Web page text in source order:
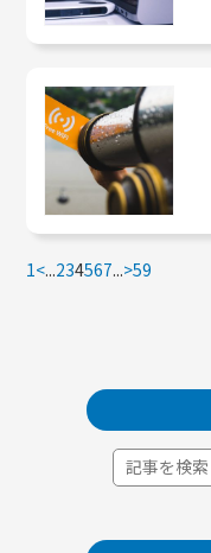
1<...234567...>59